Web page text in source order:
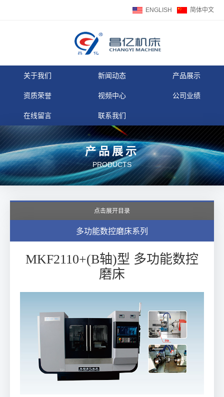
ENGLISH 简体中文
关于我们 新闻动态 产品展示
资质荣誉 视频中心 公司业绩
在线留言 联系我们
产品展示
PRODUCTS
点击展开目录
多功能数控磨床系列
MKF2110+(B轴)型 多功能数控
磨床